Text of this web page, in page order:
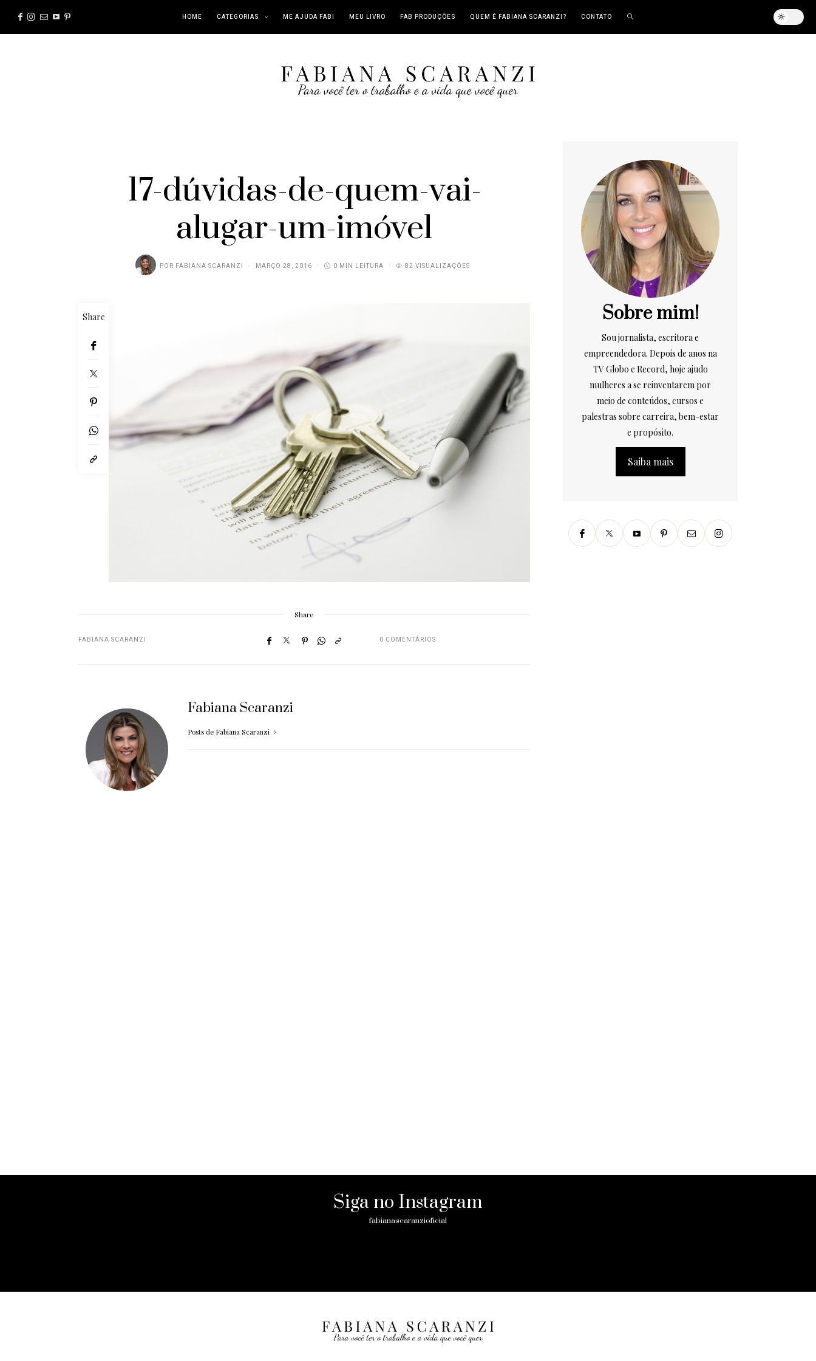
HOME CATEGORIAS ME AJUDA FABI MEU LIVRO FAB PRODUÇÕES QUEM É FABIANA SCARANZI? CONTATO
17-dúvidas-de-quem-vai-
alugar-um-imóvel
POR FABIANA SCARANZI MARÇO 28, 2016 0 MIN LEITURA 82 VISUALIZAÇÕES
Share
Share
FABIANA SCARANZI 0 COMENTÁRIOS
Fabiana Scaranzi
Posts de Fabiana Scaranzi
Sobre mim!
Sou jornalista, escritora e
empreendedora. Depois de anos na
TV Globo e Record, hoje ajudo
mulheres a se reinventarem por
meio de conteúdos, cursos e
palestras sobre carreira, bem-estar
e propósito.
Saiba mais
Siga no Instagram
fabianascaranzioficial